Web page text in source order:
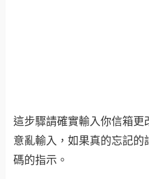
這步驟請確實輸入你信箱更
意亂輸入，如果真的忘記的
碼的指示。